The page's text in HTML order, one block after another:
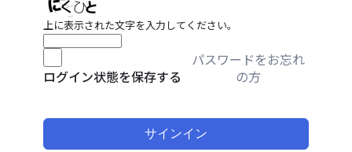
上に表示された文字を入力してください。
ログイン状態を保存する
パスワードをお忘れ
の方
サインイン